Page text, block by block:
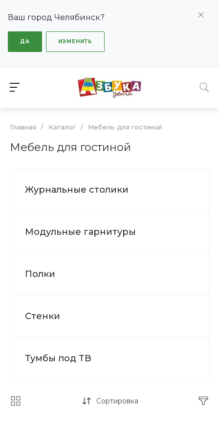
Ваш город Челябинск?
ДА ИЗМЕНИТЬ
Главная / Каталог / Мебель для гостиной
Мебель для гостиной
Журнальные столики
Модульные гарнитуры
Полки
Стенки
Тумбы под ТВ
Сортировка